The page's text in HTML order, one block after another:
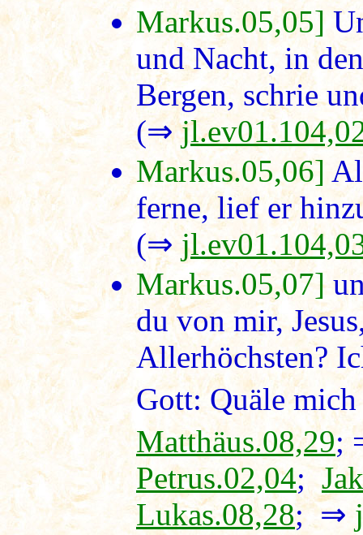
Markus.05,05]
und Nacht, in
Bergen, schrie
(⇒
Markus.05,06]
ferne, lief er
(⇒
Markus.05,07]
du von mir,
Allerhöchsten?
Gott: Quäle
Matthäus.08,29;
Petrus.02,04;
Lukas.08,28; ⇒